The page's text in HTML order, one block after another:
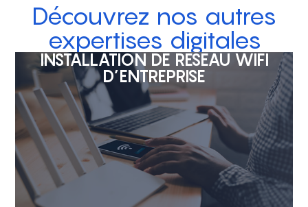
Découvrez nos autres
expertises digitales
INSTALLATION DE RÉSEAU WIFI
D’ENTREPRISE